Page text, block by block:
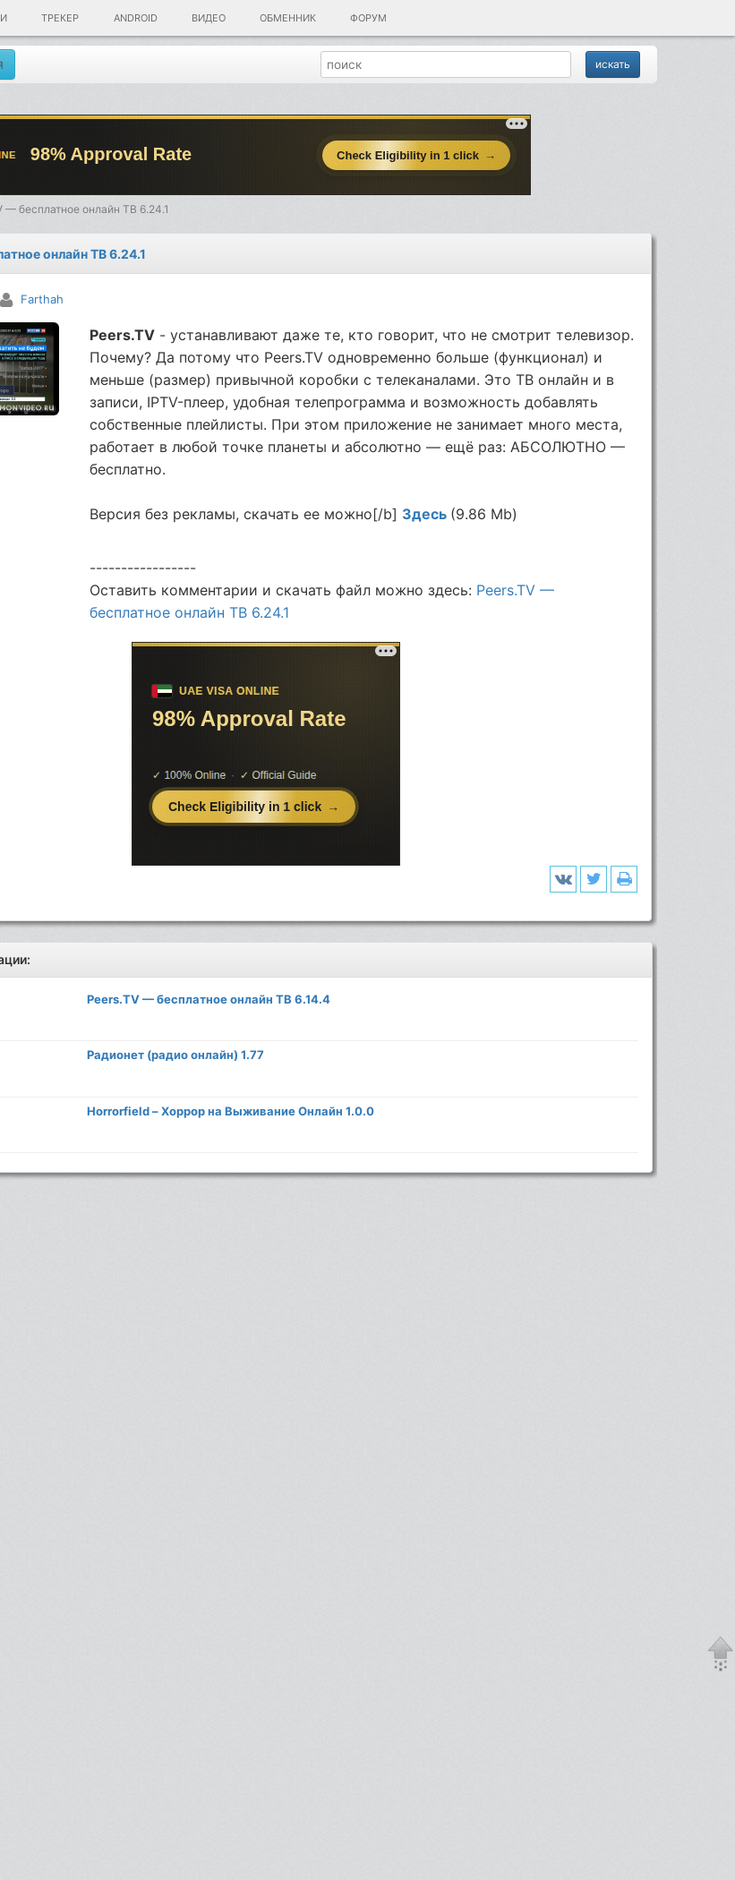
ТРЕКЕР ANDROID ВИДЕО ОБМЕННИК ФОРУМ
— бесплатное онлайн ТВ 6.24.1
онлайн ТВ 6.24.1
Farthah
Peers.TV - устанавливают даже те, кто говорит, что не смотрит телевизор.
Почему? Да потому что Peers.TV одновременно больше (функционал) и
меньше (размер) привычной коробки с телеканалами. Это ТВ онлайн и в
записи, IPTV-плеер, удобная телепрограмма и возможность добавлять
собственные плейлисты. При этом приложение не занимает много места,
работает в любой точке планеты и абсолютно — ещё раз: АБСОЛЮТНО —
бесплатно.
Версия без рекламы, скачать ее можно[/b] Здесь (9.86 Mb)
-----------------
Оставить комментарии и скачать файл можно здесь: Peers.TV —
бесплатное онлайн ТВ 6.24.1
Peers.TV — бесплатное онлайн ТВ 6.14.4
Радионет (радио онлайн) 1.77
Horrorfield – Хоррор на Выживание Онлайн 1.0.0